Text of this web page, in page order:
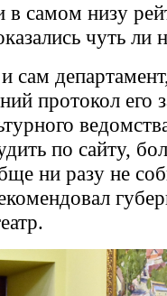
в самом низу
чуть ли
сам
протокол его
по сайту,
ни разу не